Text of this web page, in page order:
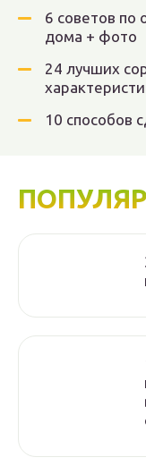
6 советов по
дома + фото
24 лучших
10 способов